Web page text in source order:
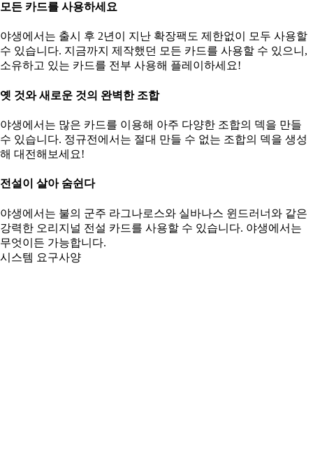
모든 카드를 사용하세요
야생에서는 출시 후 2년이 지난 확장팩도 제한없이 모두 사용할
수 있습니다. 지금까지 제작했던 모든 카드를 사용할 수 있으니,
소유하고 있는 카드를 전부 사용해 플레이하세요!
옛 것와 새로운 것의 완벽한 조합
야생에서는 많은 카드를 이용해 아주 다양한 조합의 덱을 만들
수 있습니다. 정규전에서는 절대 만들 수 없는 조합의 덱을 생성
해 대전해보세요!
전설이 살아 숨쉰다
야생에서는 불의 군주 라그나로스와 실바나스 윈드러너와 같은
강력한 오리지널 전설 카드를 사용할 수 있습니다. 야생에서는
무엇이든 가능합니다.
시스템 요구사양